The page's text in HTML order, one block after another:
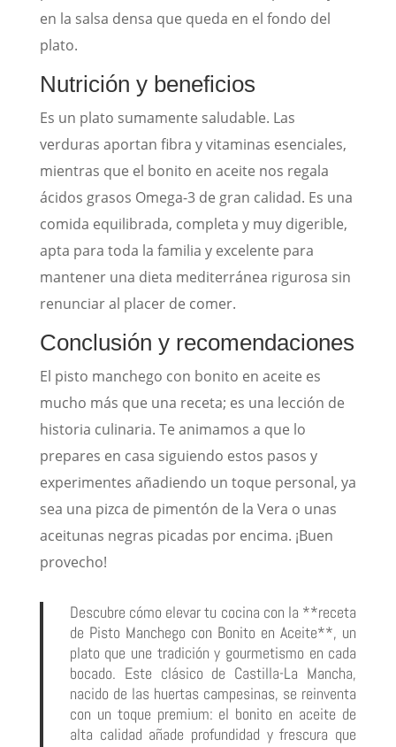
en la salsa densa que queda en el fondo del
plato.
Nutrición y beneficios
Es un plato sumamente saludable. Las
verduras aportan fibra y vitaminas esenciales,
mientras que el bonito en aceite nos regala
ácidos grasos Omega-3 de gran calidad. Es una
comida equilibrada, completa y muy digerible,
apta para toda la familia y excelente para
mantener una dieta mediterránea rigurosa sin
renunciar al placer de comer.
Conclusión y recomendaciones
El pisto manchego con bonito en aceite es
mucho más que una receta; es una lección de
historia culinaria. Te animamos a que lo
prepares en casa siguiendo estos pasos y
experimentes añadiendo un toque personal, ya
sea una pizca de pimentón de la Vera o unas
aceitunas negras picadas por encima. ¡Buen
provecho!
Descubre cómo elevar tu cocina con la **receta
de Pisto Manchego con Bonito en Aceite**, un
plato que une tradición y gourmetismo en cada
bocado. Este clásico de Castilla-La Mancha,
nacido de las huertas campesinas, se reinventa
con un toque premium: el bonito en aceite de
alta calidad añade profundidad y frescura que